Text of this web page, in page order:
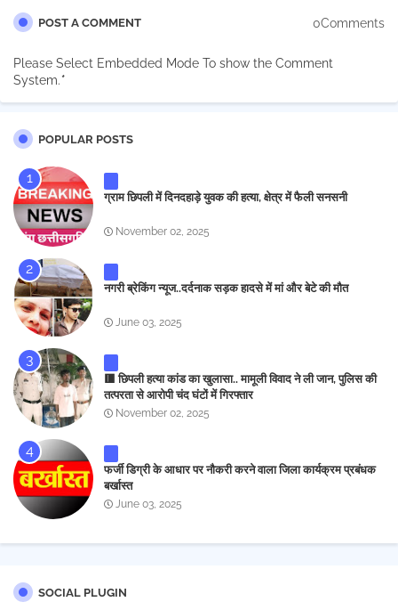
POST A COMMENT 0Comments
Please Select Embedded Mode To show the Comment
System.*
POPULAR POSTS
ग्राम छिपली में दिनदहाड़े युवक की हत्या, क्षेत्र में फैली सनसनी
November 02, 2025
नगरी ब्रेकिंग न्यूज..दर्दनाक सड़क हादसे में मां और बेटे की मौत
June 03, 2025
🟥 छिपली हत्या कांड का खुलासा.. मामूली विवाद ने ली जान, पुलिस की
तत्परता से आरोपी चंद घंटों में गिरफ्तार
November 02, 2025
फर्जी डिग्री के आधार पर नौकरी करने वाला जिला कार्यक्रम प्रबंधक
बर्खास्त
June 03, 2025
SOCIAL PLUGIN